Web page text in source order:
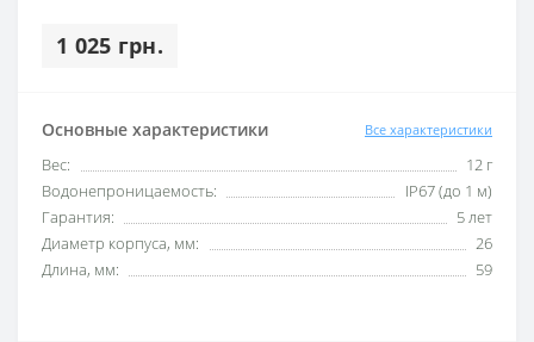
1 025 грн.
Основные характеристики Все характеристики
Вес:
12 г
Водонепроницаемость:
IP67 (до 1 м)
Гарантия:
5 лет
Диаметр корпуса, мм:
26
Длина, мм:
59